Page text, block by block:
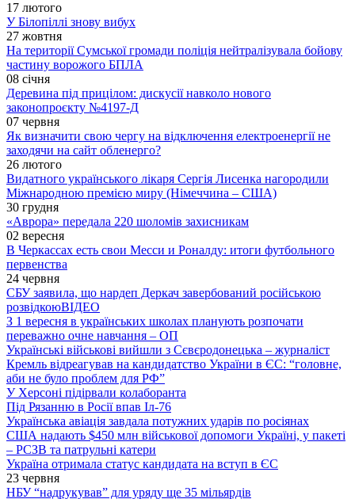
17 лютого
У Білопіллі знову вибух
27 жовтня
На території Сумської громади поліція нейтралізувала бойову
частину ворожого БПЛА
08 січня
Деревина під прицілом: дискусії навколо нового
законопроєкту №4197-Д
07 червня
Як визначити свою чергу на відключення електроенергії не
заходячи на сайт обленерго?
26 лютого
Видатного українського лікаря Сергія Лисенка нагородили
Міжнародною премією миру (Німеччина – США)
30 грудня
«Аврора» передала 220 шоломів захисникам
02 вересня
В Черкассах есть свои Месси и Роналду: итоги футбольного
первенства
24 червня
СБУ заявила, що нардеп Деркач завербований російською
розвідкоюВІДЕО
З 1 вересня в українських школах планують розпочати
переважно очне навчання – ОП
Українські військові вийшли з Сєвєродонецька – журналіст
Кремль відреагував на кандидатство України в ЄС: “головне,
аби не було проблем для РФ”
У Херсоні підірвали колаборанта
Під Рязанню в Росії впав Іл-76
Українська авіація завдала потужних ударів по росіянах
США надають $450 млн військової допомоги Україні, у пакеті
– РСЗВ та патрульні катери
Україна отримала статус кандидата на вступ в ЄС
23 червня
НБУ “надрукував” для уряду ще 35 мільярдів